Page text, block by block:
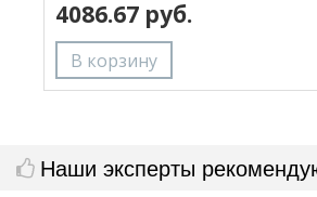
4086.67 руб.
Наши эксперты